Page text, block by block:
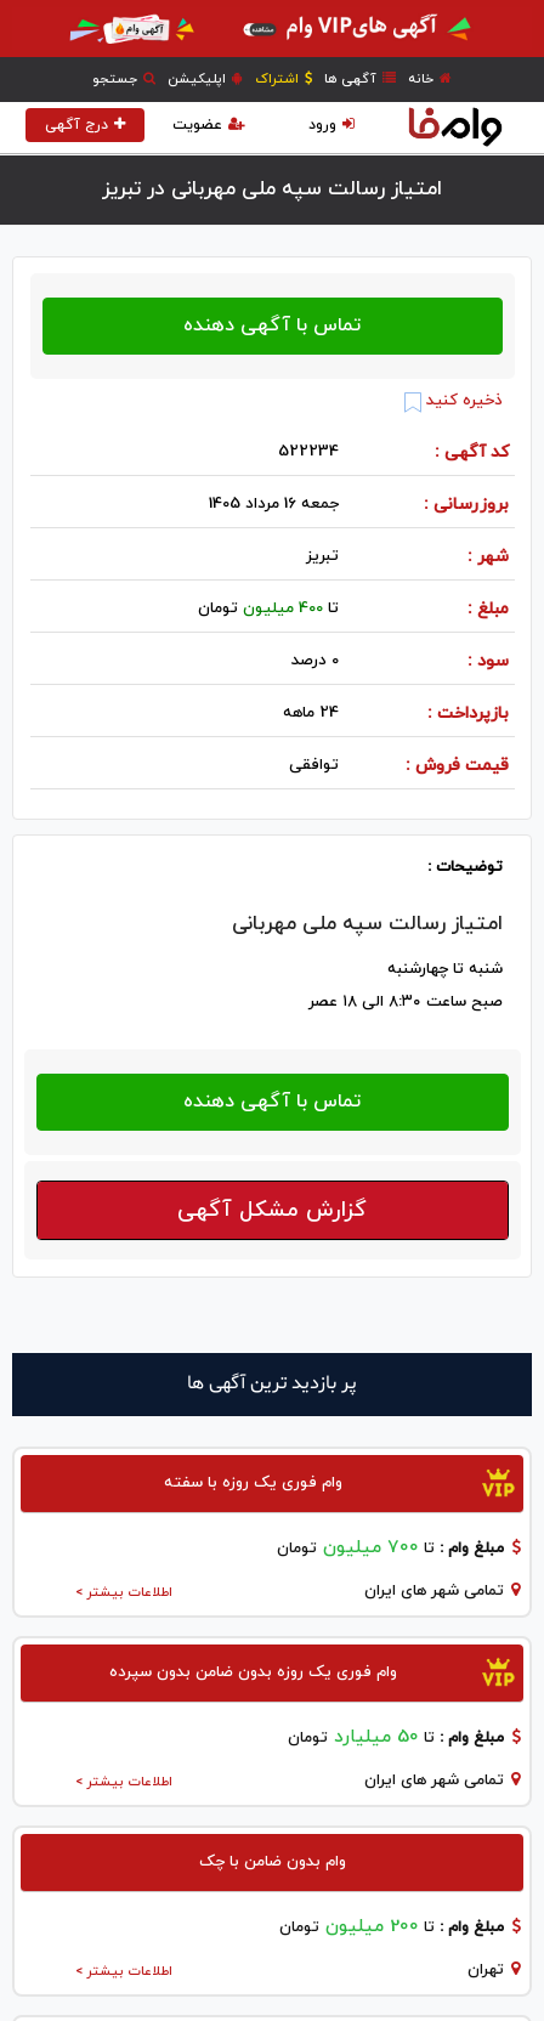
خانه آگهی ها اشتراک اپلیکیشن جستجو
درج آگهی عضویت ورود
امتیاز رسالت سپه ملی مهربانی در تبريز
ذخیره کنید
کد آگهی : 522234
بروزرسانی : جمعه 16 مرداد 1405
شهر : تبريز
مبلغ : تا400 میلیون تومان
سود : 0 درصد
بازپرداخت : 24 ماهه
قیمت فروش : توافقی
توضیحات :
امتیاز رسالت سپه ملی مهربانی
شنبه تا چهارشنبه
صبح ساعت ۸:۳۰ الی ۱۸ عصر
گزارش مشکل آگهی
پر بازدید ترین آگهی ها
وام فوری یک روزه با سفته
مبلغ وام : تا 700 میلیون تومان
اطلاعات بیشتر > تمامی شهر های ایران
وام فوری یک روزه بدون ضامن بدون سپرده
مبلغ وام : تا 50 میلیارد تومان
اطلاعات بیشتر > تمامی شهر های ایران
وام بدون ضامن با چک
مبلغ وام : تا 200 میلیون تومان
اطلاعات بیشتر > تهران